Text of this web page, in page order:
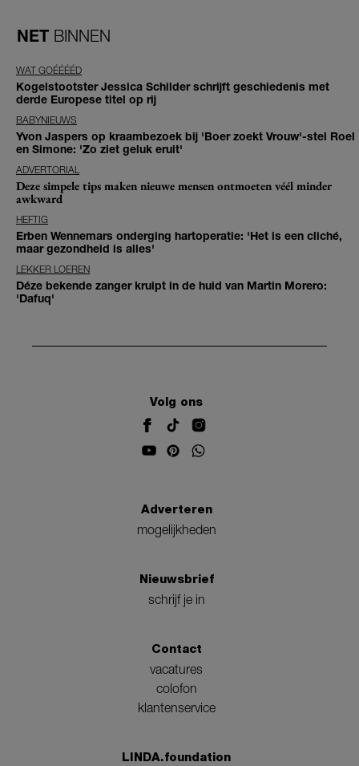
NET BINNEN
WAT GOÉÉÉÉD
Kogelstootster Jessica Schilder schrijft geschiedenis met
derde Europese titel op rij
BABYNIEUWS
Yvon Jaspers op kraambezoek bij 'Boer zoekt Vrouw'-stel Roel
en Simone: 'Zo ziet geluk eruit'
ADVERTORIAL
Deze simpele tips maken nieuwe mensen ontmoeten véél minder
awkward
HEFTIG
Erben Wennemars onderging hartoperatie: 'Het is een cliché,
maar gezondheid is alles'
LEKKER LOEREN
Déze bekende zanger kruipt in de huid van Martin Morero:
'Dafuq'
Volg ons
Adverteren
mogelijkheden
Nieuwsbrief
schrijf je in
Contact
vacatures
colofon
klantenservice
LINDA.foundation